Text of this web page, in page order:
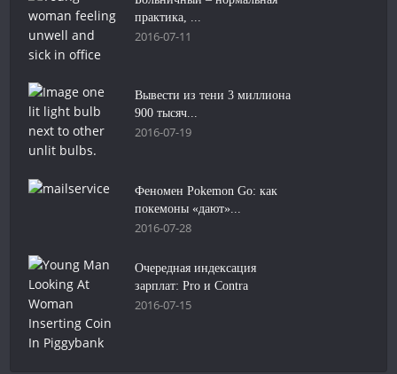
практика, ...
2016-07-11
Вывести из тени 3 миллиона
900 тысяч...
2016-07-19
Феномен Pokemon Go: как
покемоны «дают»...
2016-07-28
Очередная индексация
зарплат: Pro и Contra
2016-07-15